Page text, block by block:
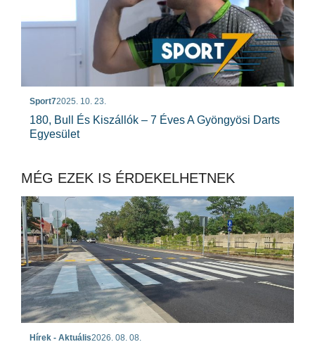
Sport72025. 10. 23.
180, Bull És Kiszállók – 7 Éves A Gyöngyösi Darts
Egyesület
MÉG EZEK IS ÉRDEKELHETNEK
Hírek - Aktuális2026. 08. 08.